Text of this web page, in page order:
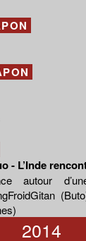
- L’Inde
autour
2014